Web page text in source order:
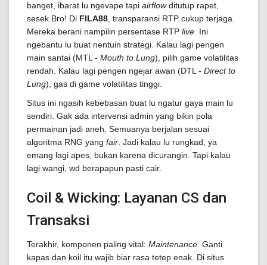
banget, ibarat lu ngevape tapi airflowditutup rapet,
sesek Bro! Di FILA88 , transparansi RTP cukup terjaga.
Mereka berani nampilin persentase RTP live . Ini
ngebantu lu buat nentuin strategi. Kalau lagi pengen
main santai (MTL - Mouth to Lung), pilih game volatilitas
rendah. Kalau lagi pengen ngejar awan (DTL - Direct to
Lung), gas di game volatilitas tinggi.
Situs ini ngasih kebebasan buat lu ngatur gaya main lu
sendiri. Gak ada intervensi admin yang bikin pola
permainan jadi aneh. Semuanya berjalan sesuai
algoritma RNG yang fair . Jadi kalau lu rungkad, ya
emang lagi apes, bukan karena dicurangin. Tapi kalau
lagi wangi, wd berapapun pasti cair.
Coil & Wicking: Layanan CS dan
Transaksi
Terakhir, komponen paling vital: Maintenance . Ganti
kapas dan koil itu wajib biar rasa tetep enak. Di situs